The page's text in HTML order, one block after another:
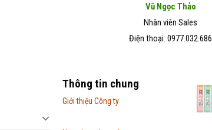
Vũ Ngọc Thảo
Nhân viên Sales
Điện thoại: 0977.032.686
Thông tin chung
Giới thiệu Công ty